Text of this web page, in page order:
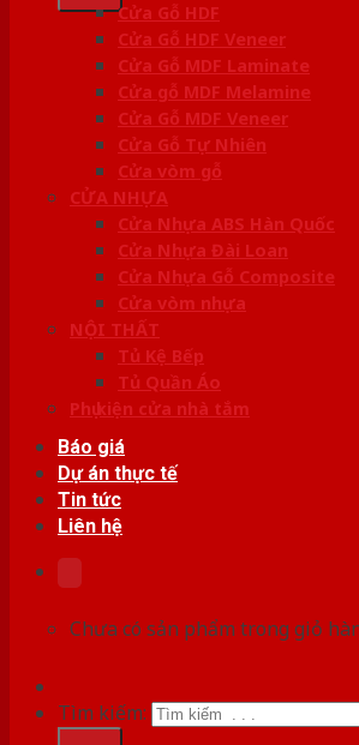
Cửa Gỗ HDF
Cửa Gỗ HDF Veneer
Cửa Gỗ MDF Laminate
Cửa gỗ MDF Melamine
Cửa Gỗ MDF Veneer
Cửa Gỗ Tự Nhiên
Cửa vòm gỗ
CỬA NHỰA
Cửa Nhựa ABS Hàn Quốc
Cửa Nhựa Đài Loan
Cửa Nhựa Gỗ Composite
Cửa vòm nhựa
NỘI THẤT
Tủ Kệ Bếp
Tủ Quần Áo
Phụ kiện cửa nhà tắm
Báo giá
Dự án thực tế
Tin tức
Liên hệ
Chưa có sản phẩm trong giỏ
Tìm kiếm: